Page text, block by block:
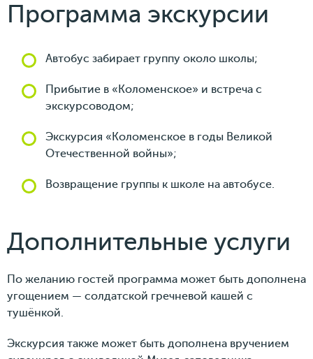
Программа экскурсии
Автобус забирает группу около школы;
Прибытие в «Коломенское» и встреча с
экскурсоводом;
Экскурсия «Коломенское в годы Великой
Отечественной войны»;
Возвращение группы к школе на автобусе.
Дополнительные услуги
По желанию гостей программа может быть дополнена
угощением — солдатской гречневой кашей с
тушёнкой.
Экскурсия также может быть дополнена вручением